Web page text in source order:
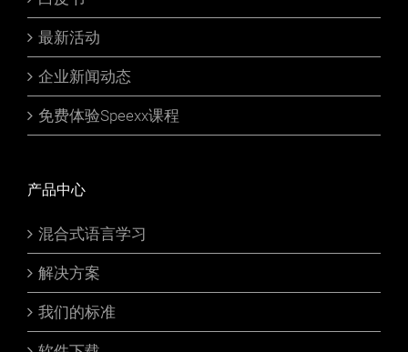
最新活动
企业新闻动态
免费体验Speexx课程
产品中心
混合式语言学习
解决方案
我们的标准